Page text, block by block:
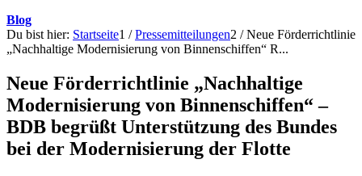
Blog
Du bist hier: Startseite1 / Pressemitteilungen2 / Neue Förderrichtlinie
„Nachhaltige Modernisierung von Binnenschiffen“ R...
Neue Förderrichtlinie „Nachhaltige
Modernisierung von Binnenschiffen“ –
BDB begrüßt Unterstützung des Bundes
bei der Modernisierung der Flotte